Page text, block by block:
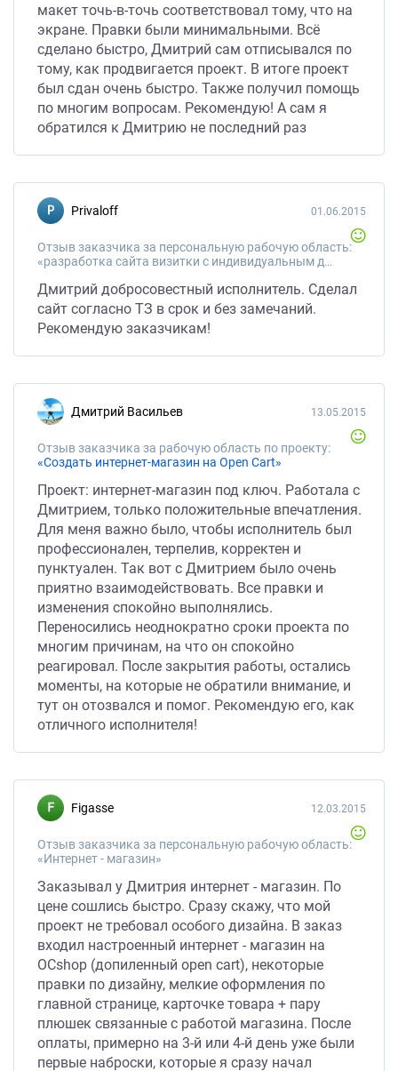
макет точь-в-точь соответствовал тому, что на
экране. Правки были минимальными. Всё
сделано быстро, Дмитрий сам отписывался по
тому, как продвигается проект. В итоге проект
был сдан очень быстро. Также получил помощь
по многим вопросам. Рекомендую! А сам я
обратился к Дмитрию не последний раз
Privaloff
Отзыв заказчика за персональную рабочую область:
«разработка сайта визитки с индивидуальным дизайном»
01.06.2015
Дмитрий добросовестный исполнитель. Сделал
сайт согласно ТЗ в срок и без замечаний.
Рекомендую заказчикам!
Дмитрий Васильев
Отзыв заказчика за рабочую область по проекту:
«Создать интернет-магазин на Open Cart»
13.05.2015
Проект: интернет-магазин под ключ. Работала с
Дмитрием, только положительные впечатления.
Для меня важно было, чтобы исполнитель был
профессионален, терпелив, корректен и
пунктуален. Так вот с Дмитрием было очень
приятно взаимодействовать. Все правки и
изменения спокойно выполнялись.
Переносились неоднократно сроки проекта по
многим причинам, на что он спокойно
реагировал. После закрытия работы, остались
моменты, на которые не обратили внимание, и
тут он отозвался и помог. Рекомендую его, как
отличного исполнителя!
Figasse
Отзыв заказчика за персональную рабочую область:
«Интернет - магазин»
12.03.2015
Заказывал у Дмитрия интернет - магазин. По
цене сошлись быстро. Сразу скажу, что мой
проект не требовал особого дизайна. В заказ
входил настроенный интернет - магазин на
OCshop (допиленный open cart), некоторые
правки по дизайну, мелкие оформления по
главной странице, карточке товара + пару
плюшек связанные с работой магазина. После
оплаты, примерно на 3-й или 4-й день уже были
первые наброски, которые я сразу начал